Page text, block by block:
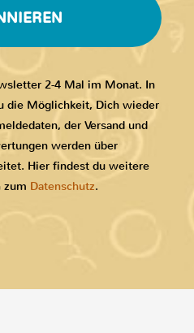
2-4 Mal im Monat. In
die Möglichkeit, Dich wieder
der Versand und
werden über
Hier findest du weitere
zum Datenschutz.